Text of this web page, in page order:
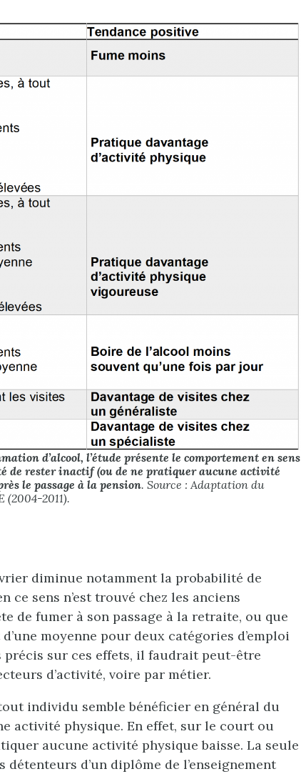
d’alcool, l’étude présente le comportement en sens
de rester inactif (ou de ne pratiquer aucune activité
le passage à la pension. Source : Adaptation du
(2004-2011).
diminue notamment la probabilité de
ce sens n’est trouvé chez les anciens
de fumer à son passage à la retraite, ou que
moyenne pour deux catégories d’emploi
précis sur ces effets, il faudrait peut-être
d’activité, voire par métier.
individu semble bénéficier en général du
activité physique. En effet, sur le court ou
aucune activité physique baisse. La seule
d’un diplôme de l’enseignement